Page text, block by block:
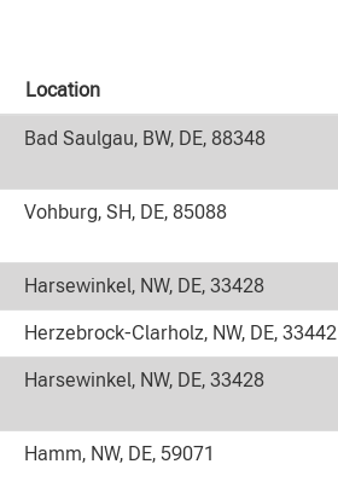
Location
Bad Saulgau, BW, DE, 88348
Vohburg, SH, DE, 85088
Harsewinkel, NW, DE, 33428
Herzebrock-Clarholz, NW, DE, 33442
Harsewinkel, NW, DE, 33428
Hamm, NW, DE, 59071